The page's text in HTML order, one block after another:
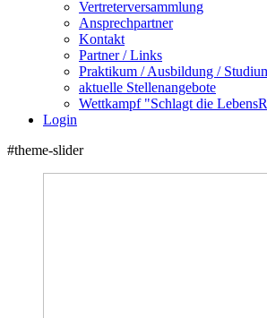
Vertreterversammlung
Ansprechpartner
Kontakt
Partner / Links
Praktikum / Ausbildung /
aktuelle Stellenangebote
Wettkampf "Schlagt die
Login
#theme-slider